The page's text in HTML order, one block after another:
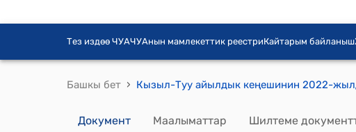
Тез издөө ЧУАЧУАнын мамлекеттик реестриКайтарым байланыш
Башкы бет ›
Документ Маалыматтар Шилтеме